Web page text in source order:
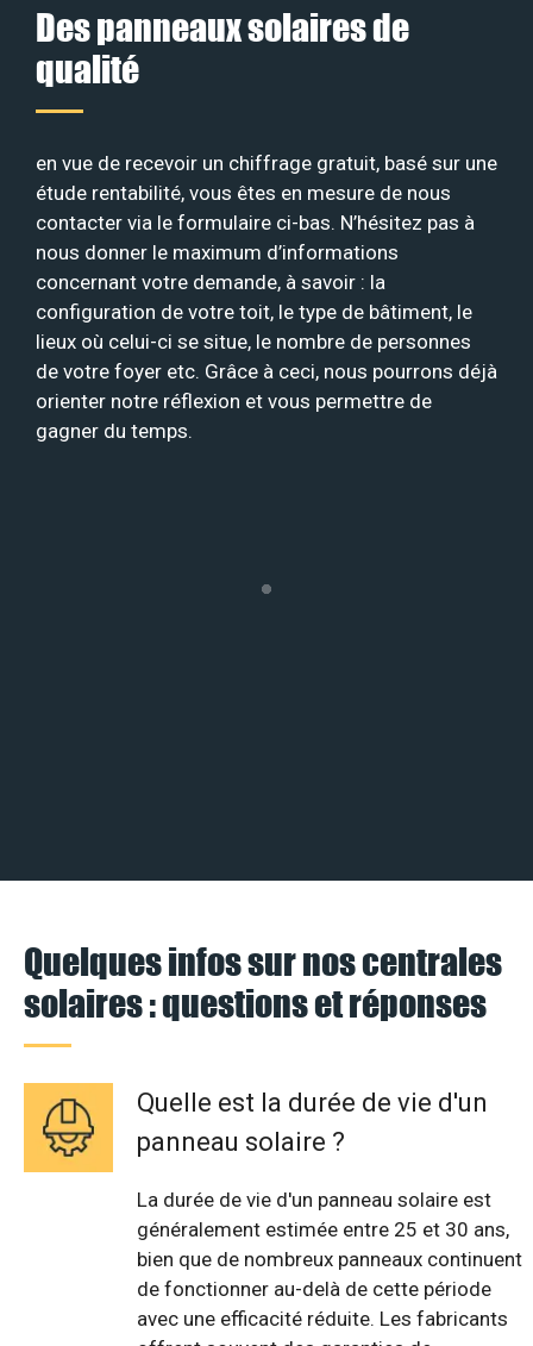
Des panneaux solaires de
qualité
en vue de recevoir un chiffrage gratuit, basé sur une
étude rentabilité, vous êtes en mesure de nous
contacter via le formulaire ci-bas. N’hésitez pas à
nous donner le maximum d’informations
concernant votre demande, à savoir : la
configuration de votre toit, le type de bâtiment, le
lieux où celui-ci se situe, le nombre de personnes
de votre foyer etc. Grâce à ceci, nous pourrons déjà
orienter notre réflexion et vous permettre de
gagner du temps.
Quelques infos sur nos centrales
solaires : questions et réponses
Quelle est la durée de vie d'un
panneau solaire ?
La durée de vie d'un panneau solaire est
généralement estimée entre 25 et 30 ans,
bien que de nombreux panneaux continuent
de fonctionner au-delà de cette période
avec une efficacité réduite. Les fabricants